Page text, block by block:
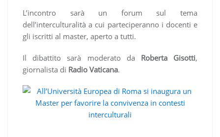
L’incontro sarà un forum sul tema
dell’interculturalità a cui parteciperanno i docenti e
gli iscritti al master, aperto a tutti.
Il dibattito sarà moderato da Roberta Gisotti,
giornalista di Radio Vaticana.